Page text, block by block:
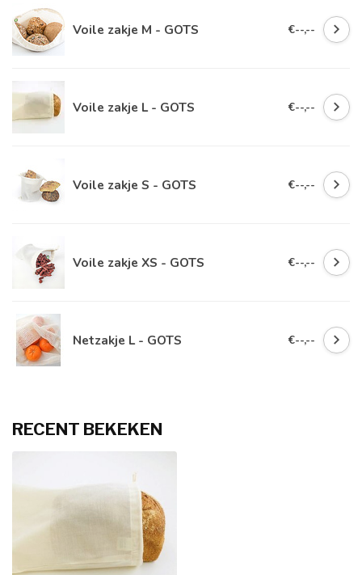
Voile zakje M - GOTS €--,--
Voile zakje L - GOTS €--,--
Voile zakje S - GOTS €--,--
Voile zakje XS - GOTS €--,--
Netzakje L - GOTS €--,--
RECENT BEKEKEN